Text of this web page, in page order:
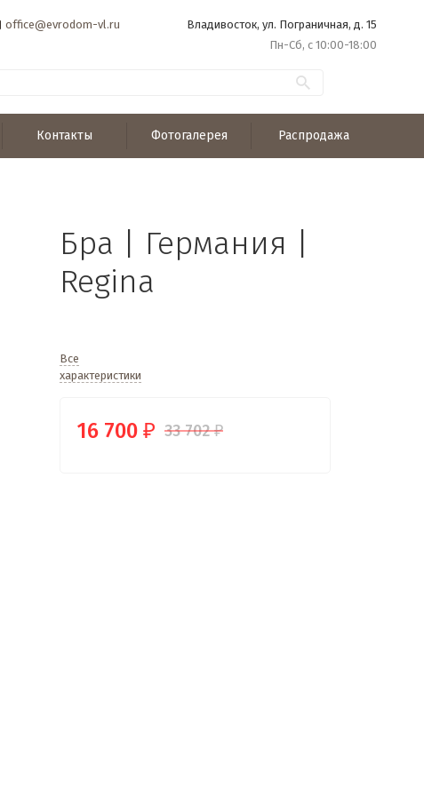
office@evrodom-vl.ru
Владивосток, ул. Пограничная, д. 15
Пн-Сб, с 10:00-18:00
Контакты Фотогалерея Распродажа
Бра | Германия |
Regina
Все
характеристики
16 700 ₽ 33 702₽